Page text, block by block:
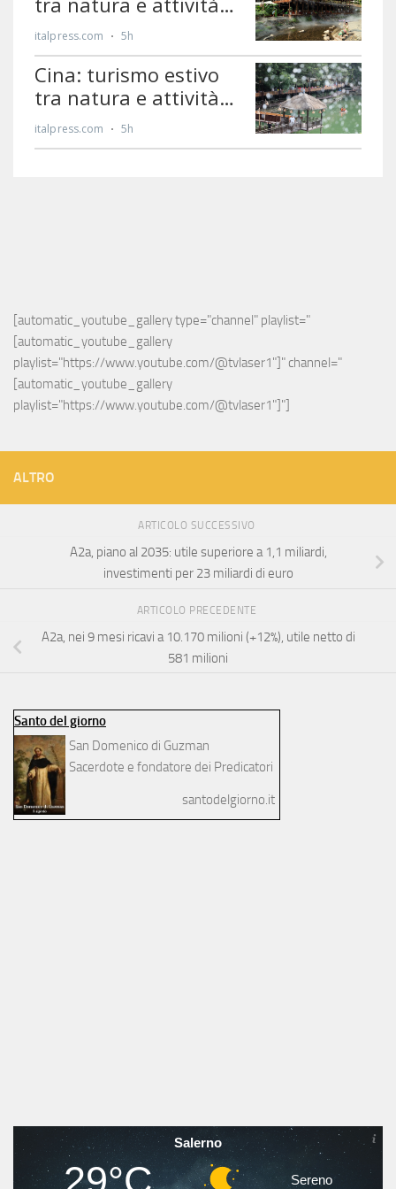
[automatic_youtube_gallery type="channel" playlist="
[automatic_youtube_gallery
playlist="https://www.youtube.com/@tvlaser1"]" channel="
[automatic_youtube_gallery
playlist="https://www.youtube.com/@tvlaser1"]"]
ALTRO
ARTICOLO SUCCESSIVO
A2a, piano al 2035: utile superiore a 1,1 miliardi,
investimenti per 23 miliardi di euro
ARTICOLO PRECEDENTE
A2a, nei 9 mesi ricavi a 10.170 milioni (+12%), utile netto di
581 milioni
Santo del giorno
San Domenico di Guzman
Sacerdote e fondatore dei Predicatori
santodelgiorno.it
Salerno
Sereno